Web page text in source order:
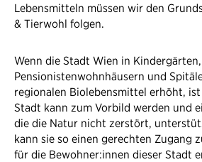
Lebensmitteln müssen wir den
& Tierwohl folgen.
Wenn die Stadt Wien in
Pensionistenwohnhäusern und
regionalen Biolebensmittel erhöht,
Stadt kann zum Vorbild werden und
die die Natur nicht zerstört,
kann sie so einen gerechten Zugang
für die Bewohner:innen dieser Stadt